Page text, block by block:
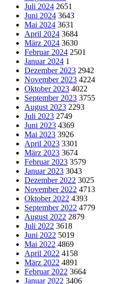
Juli 2024 2651
Juni 2024 3643
Mai 2024 3631
April 2024 3684
März 2024 3630
Februar 2024 2501
Januar 2024 1
Dezember 2023 2942
November 2023 4224
Oktober 2023 4022
September 2023 3755
August 2023 2293
Juli 2023 2749
Juni 2023 4369
Mai 2023 3926
April 2023 3301
März 2023 3674
Februar 2023 3579
Januar 2023 3043
Dezember 2022 3025
November 2022 4713
Oktober 2022 4393
September 2022 4779
August 2022 2879
Juli 2022 3618
Juni 2022 5019
Mai 2022 4869
April 2022 4158
März 2022 4891
Februar 2022 3664
Januar 2022 3406